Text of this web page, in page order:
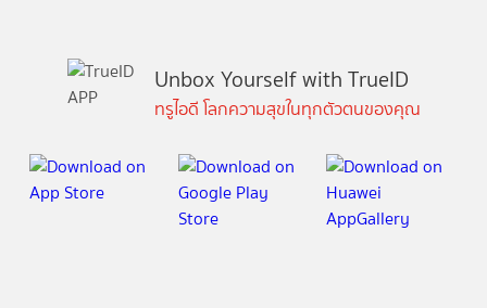
Unbox Yourself with TrueID
ทรูไอดี โลกความสุขในทุกตัวตนของคุณ